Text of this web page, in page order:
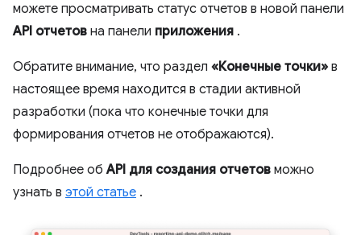
можете просматривать статус отчетов в новой панели
API отчетов на панели приложения .
Обратите внимание, что раздел «Конечные точки» в
настоящее время находится в стадии активной
разработки (пока что конечные точки для
формирования отчетов не отображаются).
Подробнее обAPI для создания отчетов можно
узнать в этой статье .